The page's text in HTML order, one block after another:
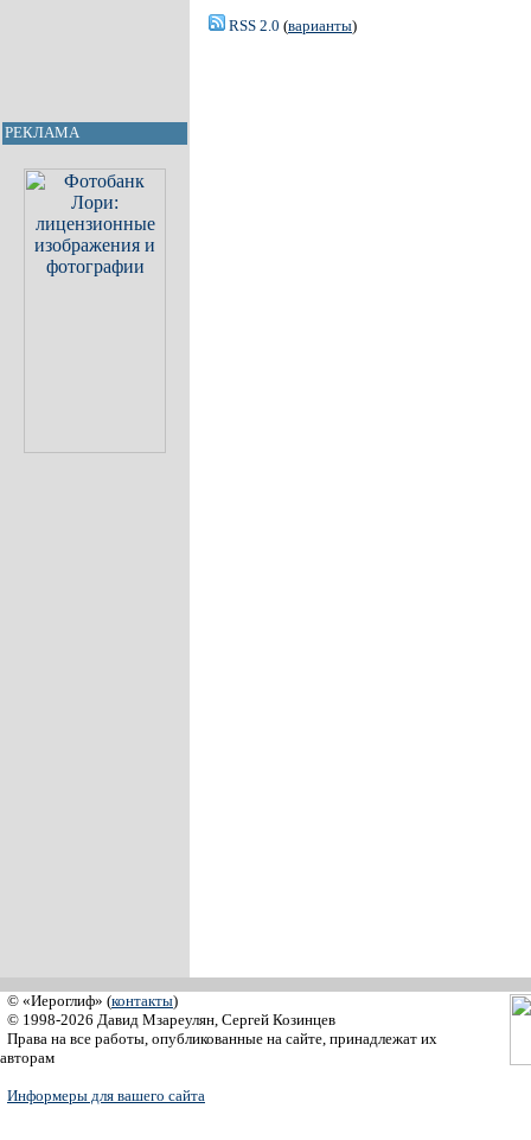
РЕКЛАМА
RSS 2.0 (варианты)
© «Иероглиф» (контакты)
© 1998-2026 Давид Мзареулян, Сергей Козинцев
Права на все работы, опубликованные на сайте, принадлежат их
авторам
Информеры для вашего сайта